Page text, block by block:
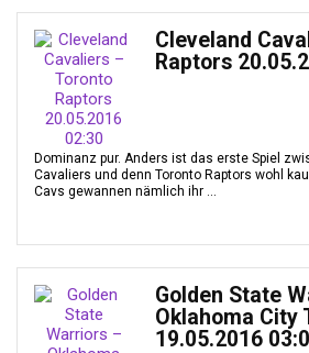
Cleveland
Raptors
Dominanz pur. Anders ist das erste Spiel
Cavaliers und denn Toronto Raptors wohl
Cavs gewannen nämlich ihr ...
Golden State
Oklahoma City
19.05.2016